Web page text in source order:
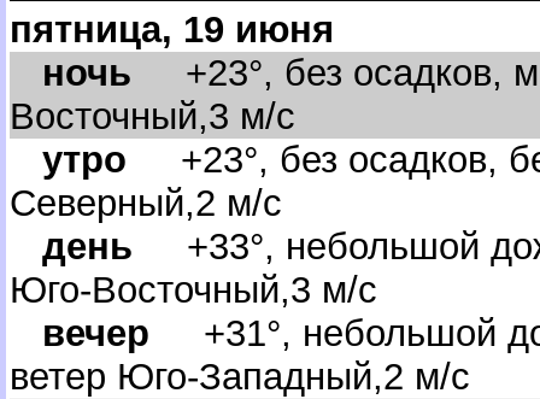
пятница, 19 июня
ночь +23°, без осадков,
осточный,3 м/с
утро +23°, без осадков,
Северный,2 м/с
день +33°, небольшой
Юго-Восточный,3 м/с
ечер +31°, небольшой
етер Юго-Западный,2 м/с